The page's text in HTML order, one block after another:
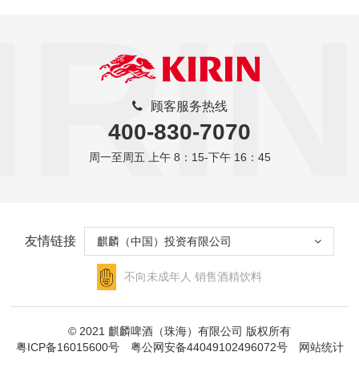
顾客服务热线
400-830-7070
周一至周五 上午 8：15-下午 16：45
友情链接 麒麟（中国）投资有限公司
不向未成年人 销售酒精饮料
© 2021 麒麟啤酒（珠海）有限公司 版权所有
粤ICP备16015600号
粤公网安备44049102496072号 网站统计